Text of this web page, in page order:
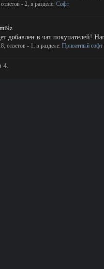
- 2, в разделе: Софт
добавлен в чат покупателей!
, ответов - 1, в разделе: Приватный софт
4.